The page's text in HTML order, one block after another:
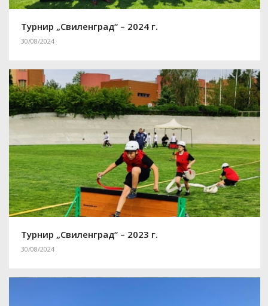
Турнир „Свиленград“ – 2024 г.
30/08/2024
Турнир „Свиленград“ – 2023 г.
30/08/2024